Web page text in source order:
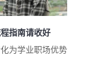
指南请收好
为学业职场优势